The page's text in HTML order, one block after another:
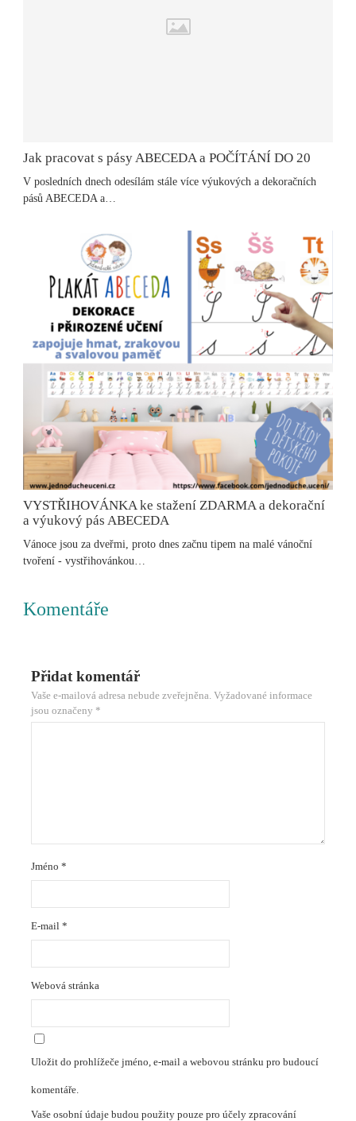
Jak pracovat s pásy ABECEDA a POČÍTÁNÍ DO 20
V posledních dnech odesílám stále více výukových a dekoračních
pásů ABECEDA a…
VYSTŘIHOVÁNKA ke stažení ZDARMA a dekorační
a výukový pás ABECEDA
Vánoce jsou za dveřmi, proto dnes začnu tipem na malé vánoční
tvoření - vystřihovánkou…
Komentáře
Přidat komentář
Vaše e-mailová adresa nebude zveřejněna. Vyžadované informace
jsou označeny *
Jméno*
E-mail*
Webová stránka
Uložit do prohlížeče jméno, e-mail a webovou stránku pro budoucí
komentáře.
Vaše osobní údaje budou použity pouze pro účely zpracování